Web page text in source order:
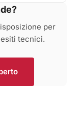
per
tecnici.